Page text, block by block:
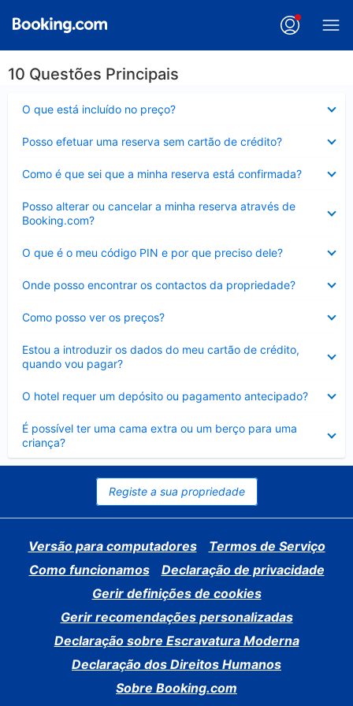
10 Questões Principais
O que está incluído no preço?
fechado
Posso efetuar uma reserva sem cartão de crédito?
fechado
Como é que sei que a minha reserva está confirmada?
fechado
Posso alterar ou cancelar a minha reserva através de
Booking.com?
fechado
O que é o meu código PIN e por que preciso dele?
fechado
Onde posso encontrar os contactos da propriedade?
fechado
Como posso ver os preços?
fechado
Estou a introduzir os dados do meu cartão de crédito,
quando vou pagar?
fechado
O hotel requer um depósito ou pagamento antecipado?
fechado
É possível ter uma cama extra ou um berço para uma
criança?
Elemento
fechado
Registe a sua propriedade
Versão para computadores
Termos de Serviço
Como funcionamos
Declaração de privacidade
Gerir definições de cookies
Gerir recomendações personalizadas
Declaração sobre Escravatura Moderna
Declaração dos Direitos Humanos
Sobre Booking.com